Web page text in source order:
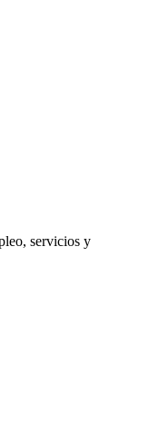
servicios y